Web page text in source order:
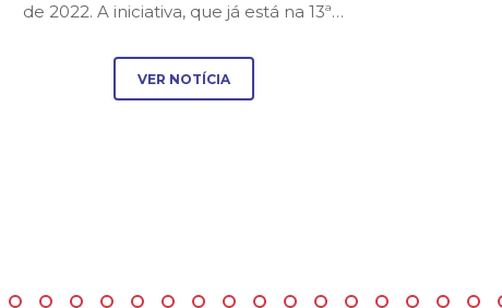
de 2022. A iniciativa, que já está na 13ª…
VER NOTÍCIA